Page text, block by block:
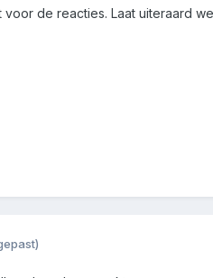
de reacties. Laat uiteraard